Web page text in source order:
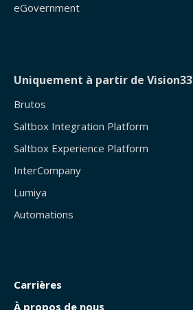
eGovernment
Uniquement à partir de Vision33
Brutos
Saltbox Integration Platform
Saltbox Experience Platform
InterCompany
Lumiya
Automations
Carrières
À propos de nous